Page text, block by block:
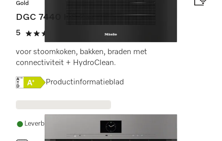
Gold
DGC 7440 HC Pro
5
5 sterren op 5
(3 beoordelingen)
voor stoomkoken, bakken, braden met
connectiviteit + HydroClean.
Online Label Flag, Energielabel
Productinformatieblad
Leverbaar uit voorraad met gratis levering